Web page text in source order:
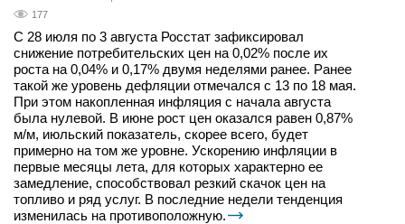
177
С 28 июля по 3 августа Росстат зафиксировал
снижение потребительских цен на 0,02% после их
роста на 0,04% и 0,17% двумя неделями ранее. Ранее
такой же уровень дефляции отмечался с 13 по 18 мая.
При этом накопленная инфляция с начала августа
была нулевой. В июне рост цен оказался равен 0,87%
м/м, июльский показатель, скорее всего, будет
примерно на том же уровне. Ускорению инфляции в
первые месяцы лета, для которых характерно ее
замедление, способствовал резкий скачок цен на
топливо и ряд услуг. В последние недели тенденция
изменилась на противоположную.